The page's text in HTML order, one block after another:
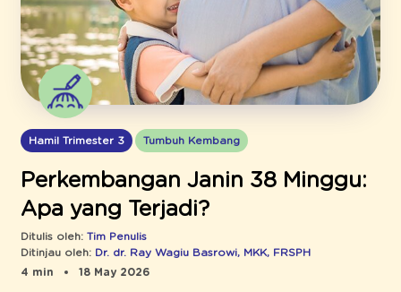
Hamil Trimester 3 Tumbuh Kembang
Perkembangan Janin 38 Minggu:
Apa yang Terjadi?
Ditulis oleh: Tim Penulis
Ditinjau oleh: Dr. dr. Ray Wagiu Basrowi, MKK, FRSPH
4 min
18 May 2026